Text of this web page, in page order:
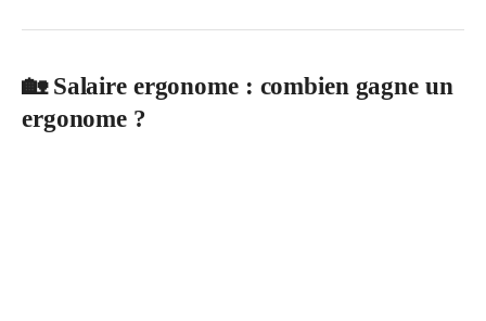
🏡 Salaire ergonome : combien gagne un
ergonome ?